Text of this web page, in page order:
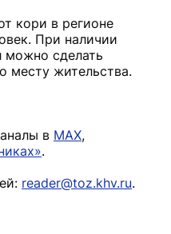
кори в регионе
При наличии
можно сделать
месту жительства.
в MAX,
.
reader@toz.khv.ru.